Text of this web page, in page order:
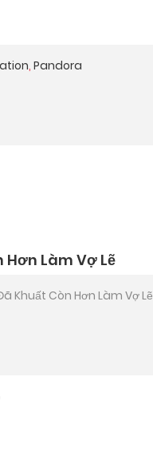
, Pandora
Làm Vợ Lẽ
Khuất Còn Hơn Làm Vợ Lẽ